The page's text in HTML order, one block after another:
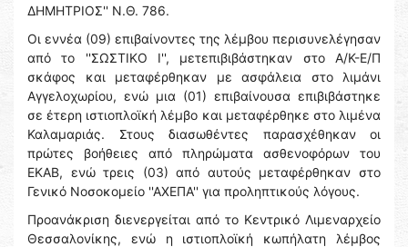
ΔΗΜΗΤΡΙΟΣ'' Ν.Θ. 786.
Οι εννέα (09) επιβαίνοντες της λέμβου περισυνελέγησαν
από το ''ΣΩΣΤΙΚΟ Ι'', μετεπιβιβάστηκαν στο Α/Κ-Ε/Π
σκάφος και μεταφέρθηκαν με ασφάλεια στο λιμάνι
Αγγελοχωρίου, ενώ μια (01) επιβαίνουσα επιβιβάστηκε
σε έτερη ιστιοπλοϊκή λέμβο και μεταφέρθηκε στο λιμένα
Καλαμαριάς. Στους διασωθέντες παρασχέθηκαν οι
πρώτες βοήθειες από πληρώματα ασθενοφόρων του
ΕΚΑΒ, ενώ τρεις (03) από αυτούς μεταφέρθηκαν στο
Γενικό Νοσοκομείο ''ΑΧΕΠΑ'' για προληπτικούς λόγους.
Προανάκριση διενεργείται από το Κεντρικό Λιμεναρχείο
Θεσσαλονίκης, ενώ η ιστιοπλοϊκή κωπήλατη λέμβος